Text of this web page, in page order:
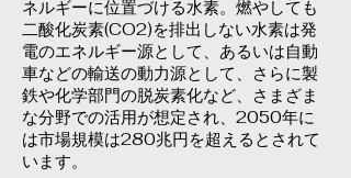
ネルギーに位置づける水素。燃やしても
二酸化炭素(CO2)を排出しない水素は発
電のエネルギー源として、あるいは自動
車などの輸送の動力源として、さらに製
鉄や化学部門の脱炭素化など、さまざま
な分野での活用が想定され、2050年に
は市場規模は280兆円を超えるとされて
います。